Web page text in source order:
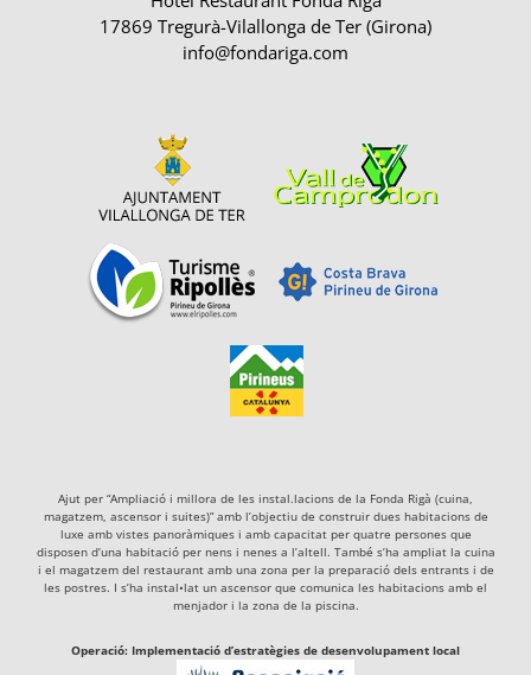
17869 Tregurà-Vilallonga de Ter (Girona)
info@fondariga.com
Ajut per “Ampliació i millora de les instal.lacions de la Fonda Rigà (cuina,
magatzem, ascensor i suites)” amb l’objectiu de construir dues habitacions de
luxe amb vistes panoràmiques i amb capacitat per quatre persones que
disposen d’una habitació per nens i nenes a l’altell. També s’ha ampliat la cuina
i el magatzem del restaurant amb una zona per la preparació dels entrants i de
les postres. I s’ha instal•lat un ascensor que comunica les habitacions amb el
menjador i la zona de la piscina.
Operació: Implementació d’estratègies de desenvolupament local